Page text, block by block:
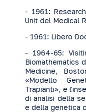
- 1961:
Unit del Medical
- 1961: Libero
- 1964-65:
Biomathematics
Medicine,
«Modello
Trapianti», e
di analisi della
e della genetica